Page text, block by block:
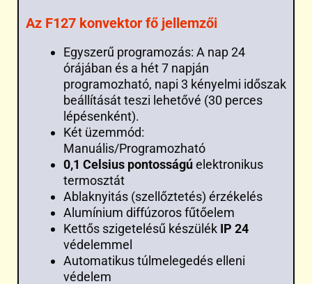
Az F127 konvektor fő jellemzői
Egyszerű programozás: A nap 24
órájában és a hét 7 napján
programozható, napi 3 kényelmi időszak
beállítását teszi lehetővé (30 perces
lépésenként).
Két üzemmód:
Manuális/Programozható
0,1 Celsius pontosságúelektronikus
termosztát
Ablaknyitás (szellőztetés) érzékelés
Alumínium diffúzoros fűtőelem
Kettős szigetelésű készülék IP 24
védelemmel
Automatikus túlmelegedés elleni
védelem